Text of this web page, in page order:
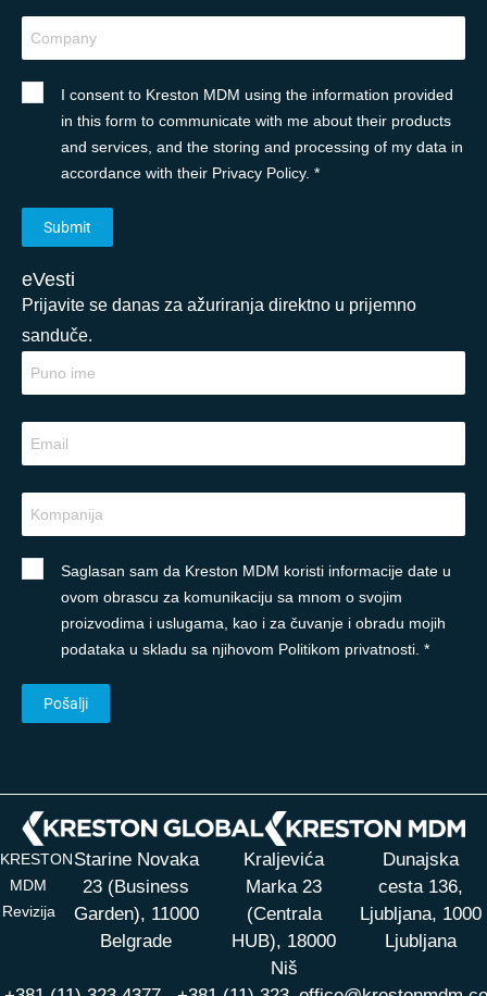
I consent to Kreston MDM using the information provided
in this form to communicate with me about their products
and services, and the storing and processing of my data in
accordance with their Privacy Policy. *
eVesti
Prijavite se danas za ažuriranja direktno u prijemno
sanduče.
Saglasan sam da Kreston MDM koristi informacije date u
ovom obrascu za komunikaciju sa mnom o svojim
proizvodima i uslugama, kao i za čuvanje i obradu mojih
podataka u skladu sa njihovom Politikom privatnosti. *
KRESTON
MDM
Revizija
Starine Novaka
23 (Business
Garden), 11000
Belgrade
Kraljevića
Marka 23
(Centrala
HUB), 18000
Niš
Dunajska
cesta 136,
Ljubljana, 1000
Ljubljana